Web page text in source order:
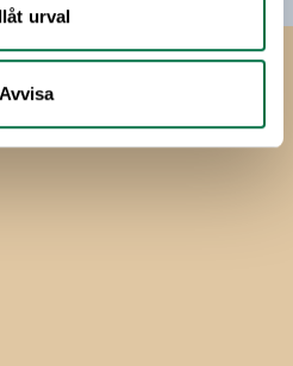
urval
Avvisa